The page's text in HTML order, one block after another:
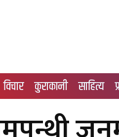
विचार कुराकानी साहित्य